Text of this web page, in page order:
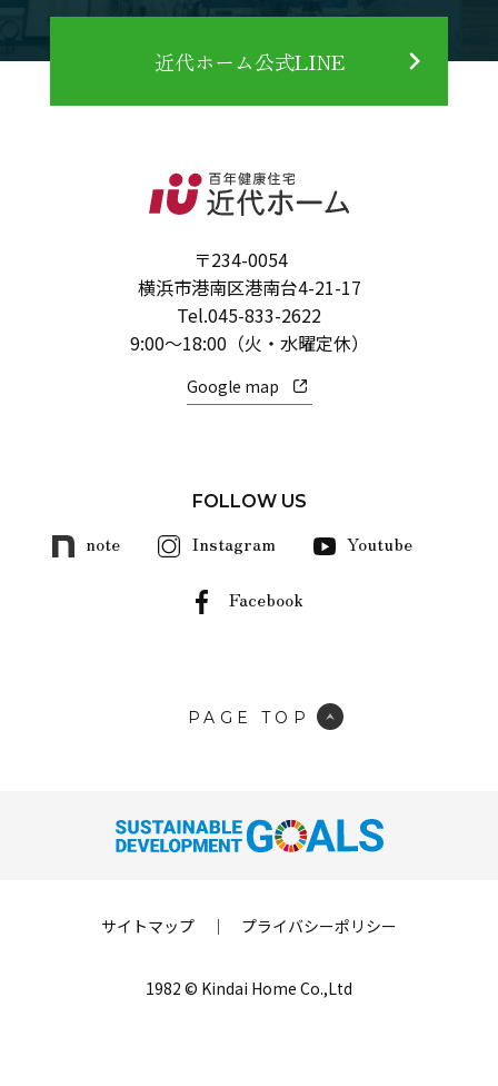
近代ホーム公式LINE
〒234-0054
横浜市港南区港南台4-21-17
Tel.045-833-2622
9:00～18:00（火・水曜定休）
Google map
FOLLOW US
note Instagram Youtube
Facebook
PAGE TOP
サイトマップ ｜ プライバシーポリシー
1982 © Kindai Home Co.,Ltd